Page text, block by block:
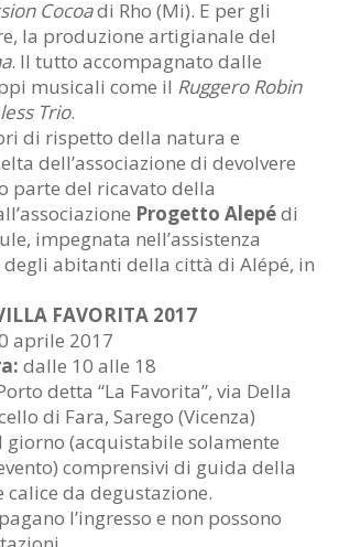
Cocoadi Rho (Mi). E per gli
la produzione artigianale del
. Il tutto accompagnato dalle
musicali come il Ruggero Robin
Trio.
di rispetto della natura e
dell’associazione di devolvere
parte del ricavato della
Progetto Alepédi
impegnata nell’assistenza
degli abitanti della città di Alépé, in
FAVORITA 2017
aprile 2017
dalle 10 alle 18
detta “La Favorita”, via Della
di Fara, Sarego (Vicenza)
giorno (acquistabile solamente
comprensivi di guida della
calice da degustazione.
l’ingresso e non possono